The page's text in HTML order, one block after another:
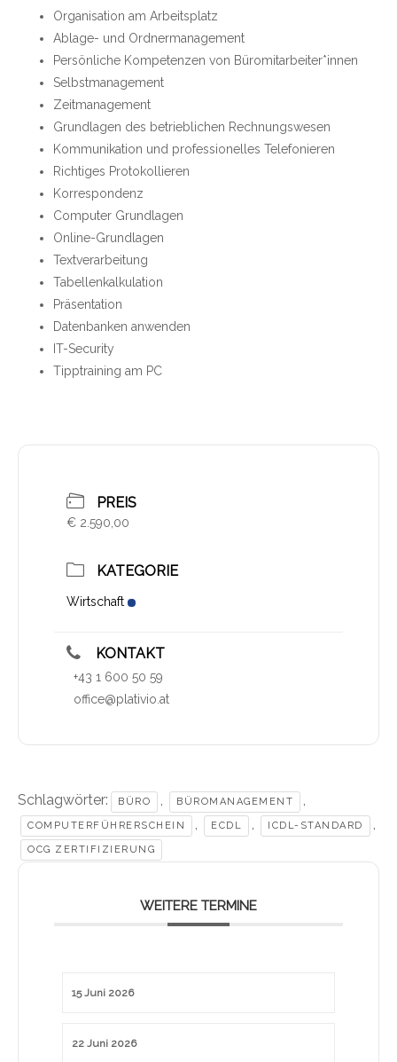
Organisation am Arbeitsplatz
Ablage- und Ordnermanagement
Persönliche Kompetenzen von Büromitarbeiter*innen
Selbstmanagement
Zeitmanagement
Grundlagen des betrieblichen Rechnungswesen
Kommunikation und professionelles Telefonieren
Richtiges Protokollieren
Korrespondenz
Computer Grundlagen
Online-Grundlagen
Textverarbeitung
Tabellenkalkulation
Präsentation
Datenbanken anwenden
IT-Security
Tipptraining am PC
PREIS
€ 2.590,00
KATEGORIE
Wirtschaft
KONTAKT
+43 1 600 50 59
office@plativio.at
Schlagwörter: BÜRO , BÜROMANAGEMENT ,
COMPUTERFÜHRERSCHEIN , ECDL , ICDL-STANDARD ,
OCG ZERTIFIZIERUNG
WEITERE TERMINE
15 Juni 2026
22 Juni 2026